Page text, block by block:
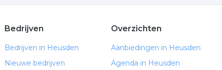
Bedrijven
Bedrijven in Heusden
Nieuwe bedrijven
Overzichten
Aanbiedingen in Heusden
Agenda in Heusden